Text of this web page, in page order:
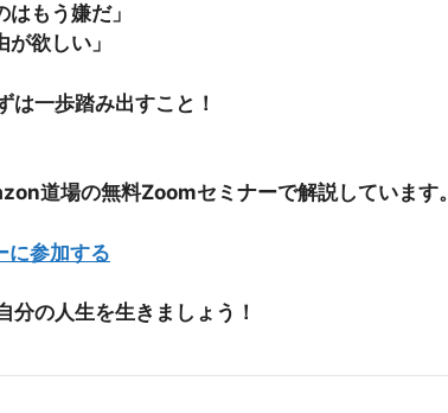
はもう嫌だ」
が欲しい」
は一歩踏み出すこと！
道場の無料Zoomセミナーで解説しています。
に参加する
分の人生を生きましょう！